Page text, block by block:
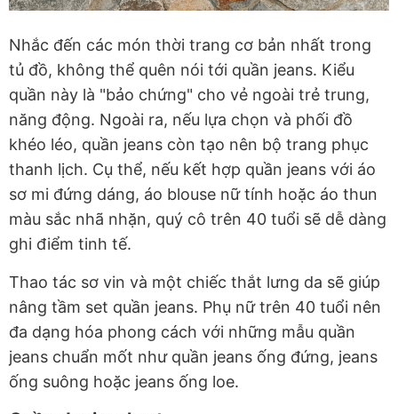
Nhắc đến các món thời trang cơ bản nhất trong
tủ đồ, không thể quên nói tới quần jeans. Kiểu
quần này là "bảo chứng" cho vẻ ngoài trẻ trung,
năng động. Ngoài ra, nếu lựa chọn và phối đồ
khéo léo, quần jeans còn tạo nên bộ trang phục
thanh lịch. Cụ thể, nếu kết hợp quần jeans với áo
sơ mi đứng dáng, áo blouse nữ tính hoặc áo thun
màu sắc nhã nhặn, quý cô trên 40 tuổi sẽ dễ dàng
ghi điểm tinh tế.
Thao tác sơ vin và một chiếc thắt lưng da sẽ giúp
nâng tầm set quần jeans. Phụ nữ trên 40 tuổi nên
đa dạng hóa phong cách với những mẫu quần
jeans chuẩn mốt như quần jeans ống đứng, jeans
ống suông hoặc jeans ống loe.